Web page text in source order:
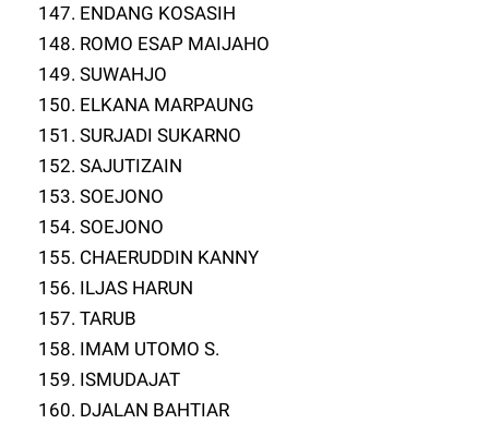
147. ENDANG KOSASIH
148. ROMO ESAP MAIJAHO
149. SUWAHJO
150. ELKANA MARPAUNG
151. SURJADI SUKARNO
152. SAJUTIZAIN
153. SOEJONO
154. SOEJONO
155. CHAERUDDIN KANNY
156. ILJAS HARUN
157. TARUB
158. IMAM UTOMO S.
159. ISMUDAJAT
160. DJALAN BAHTIAR